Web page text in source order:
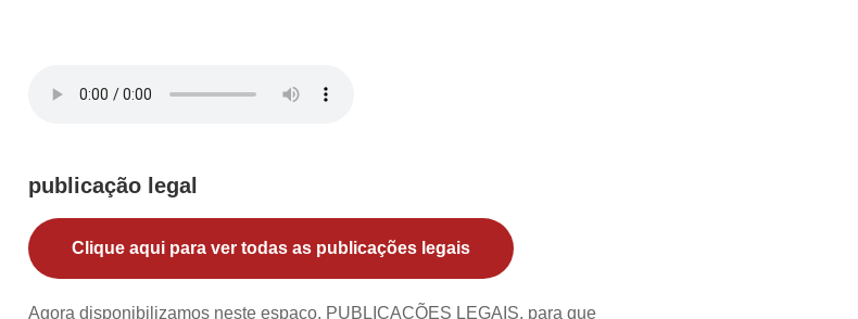
publicação legal
Clique aqui para ver todas as publicações legais
Agora disponibilizamos neste espaço, PUBLICAÇÕES LEGAIS, para que